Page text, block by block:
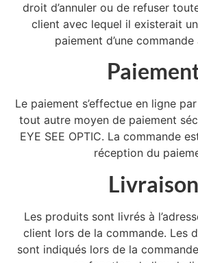
droit d’annuler ou de refuser
client avec lequel il existerait
paiement d’une
Le paiement s’effectue en ligne
tout autre moyen de paiement
EYE SEE OPTIC. La commande
réception du
Livraison
Les produits sont livrés à
client lors de la commande. Les
sont indiqués lors de la